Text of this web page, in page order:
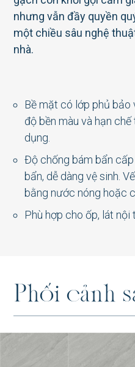
AT-G88013P1
BM-S48006M1
BM-S48005M1
nhưng vẫn đầy quyền
một chiều sâu nghệ
nhà.
Bề mặt có lớp phủ
độ bền màu và hạn
dụng.
Độ chống bám bẩn
bẩn, dễ dàng vệ sinh. V
bằngnước nóng hoặc
Phù hợp cho ốp, lát nội
Phối cảnh s